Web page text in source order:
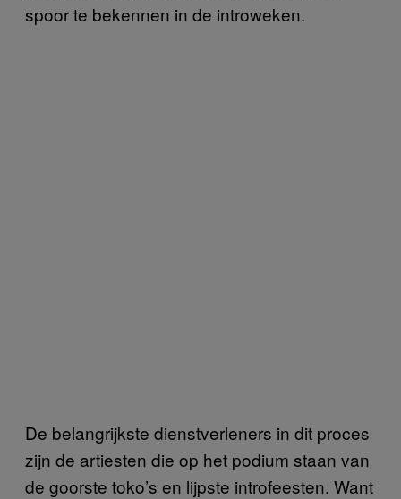
spoor te bekennen in de introweken.
De belangrijkste dienstverleners in dit proces
zijn de artiesten die op het podium staan van
de goorste toko’s en lijpste introfeesten. Want